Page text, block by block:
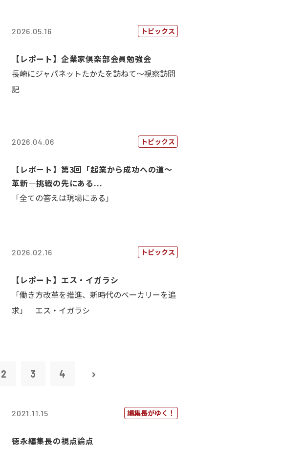
2026.05.16 トピックス
【レポート】企業家倶楽部会員勉強会
長崎にジャパネットたかたを訪ねて～視察訪問
記
2026.04.06 トピックス
【レポート】第3回「起業から成功への道～
革新―挑戦の先にある...
「全ての答えは現場にある」
2026.02.16 トピックス
【レポート】エス・イガラシ
「働き方改革を推進、新時代のベーカリーを追
求」 エス・イガラシ
2 3 4
2021.11.15 編集長がゆく！
徳永編集長の視点論点